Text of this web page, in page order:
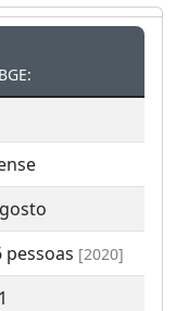
pessoas [2020]